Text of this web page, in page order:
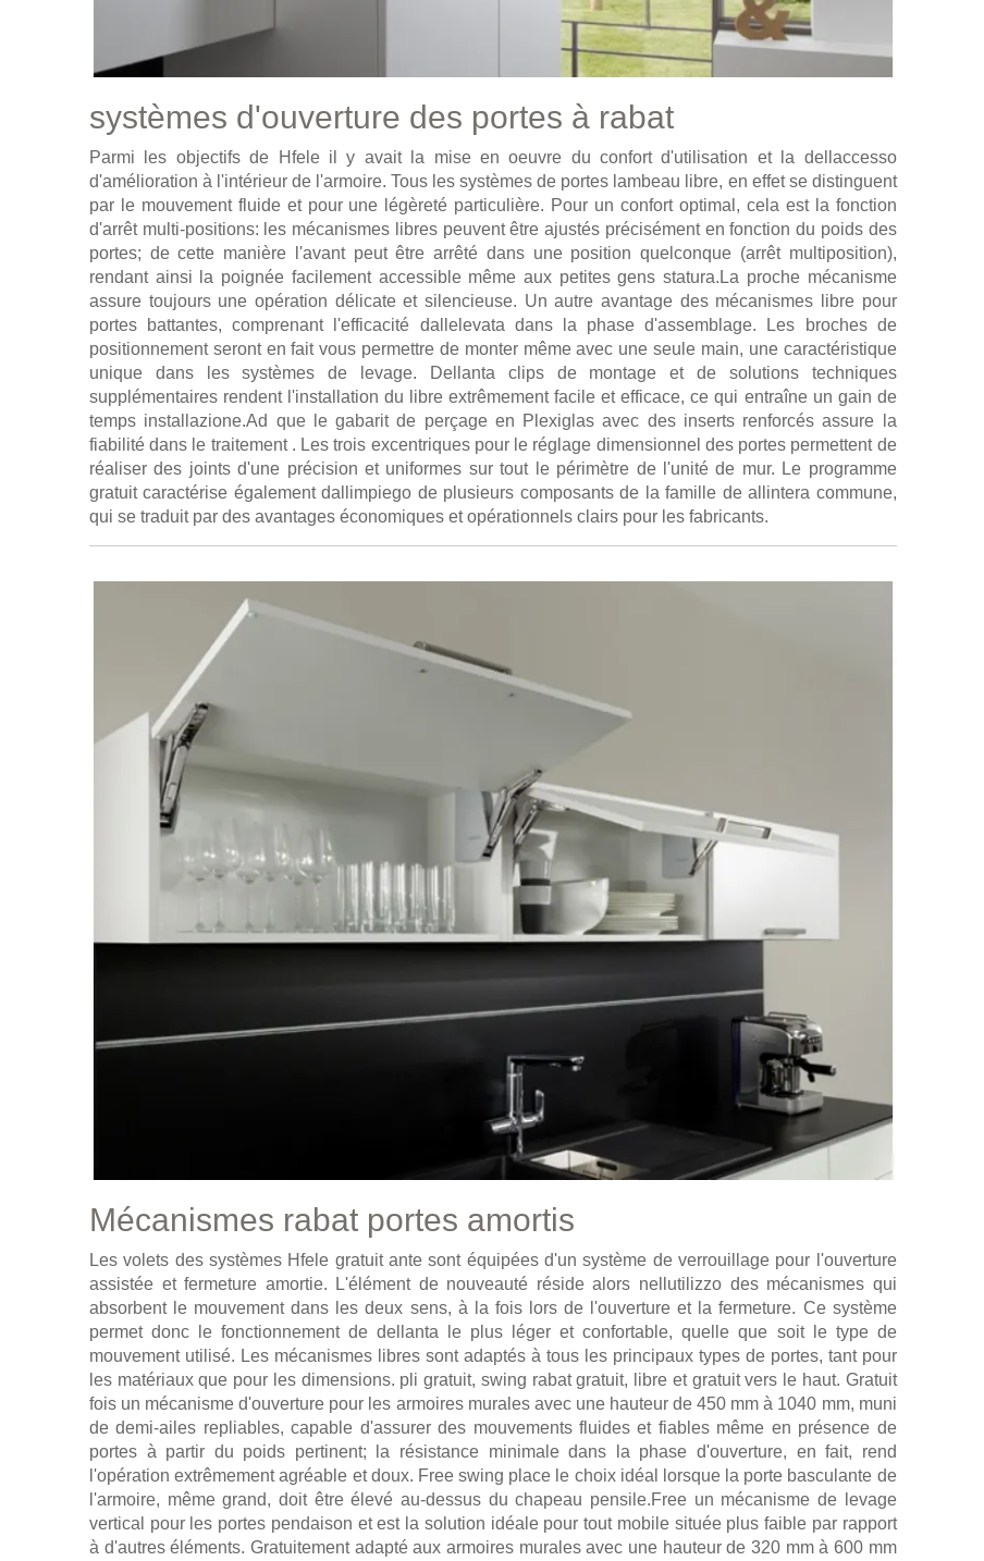
systèmes d'ouverture des portes à rabat
Parmi les objectifs de Hfele il y avait la mise en oeuvre du confort d'utilisation et la dellaccesso
d'amélioration à l'intérieur de l'armoire. Tous les systèmes de portes lambeau libre, en effet se distinguent
par le mouvement fluide et pour une légèreté particulière. Pour un confort optimal, cela est la fonction
d'arrêt multi-positions: les mécanismes libres peuvent être ajustés précisément en fonction du poids des
portes; de cette manière l'avant peut être arrêté dans une position quelconque (arrêt multiposition),
rendant ainsi la poignée facilement accessible même aux petites gens statura.La proche mécanisme
assure toujours une opération délicate et silencieuse. Un autre avantage des mécanismes libre pour
portes battantes, comprenant l'efficacité dallelevata dans la phase d'assemblage. Les broches de
positionnement seront en fait vous permettre de monter même avec une seule main, une caractéristique
unique dans les systèmes de levage. Dellanta clips de montage et de solutions techniques
supplémentaires rendent l'installation du libre extrêmement facile et efficace, ce qui entraîne un gain de
temps installazione.Ad que le gabarit de perçage en Plexiglas avec des inserts renforcés assure la
fiabilité dans le traitement . Les trois excentriques pour le réglage dimensionnel des portes permettent de
réaliser des joints d'une précision et uniformes sur tout le périmètre de l'unité de mur. Le programme
gratuit caractérise également dallimpiego de plusieurs composants de la famille de allintera commune,
qui se traduit par des avantages économiques et opérationnels clairs pour les fabricants.
Mécanismes rabat portes amortis
Les volets des systèmes Hfele gratuit ante sont équipées d'un système de verrouillage pour l'ouverture
assistée et fermeture amortie. L'élément de nouveauté réside alors nellutilizzo des mécanismes qui
absorbent le mouvement dans les deux sens, à la fois lors de l'ouverture et la fermeture. Ce système
permet donc le fonctionnement de dellanta le plus léger et confortable, quelle que soit le type de
mouvement utilisé. Les mécanismes libres sont adaptés à tous les principaux types de portes, tant pour
les matériaux que pour les dimensions. pli gratuit, swing rabat gratuit, libre et gratuit vers le haut. Gratuit
fois un mécanisme d'ouverture pour les armoires murales avec une hauteur de 450 mm à 1040 mm, muni
de demi-ailes repliables, capable d'assurer des mouvements fluides et fiables même en présence de
portes à partir du poids pertinent; la résistance minimale dans la phase d'ouverture, en fait, rend
l'opération extrêmement agréable et doux. Free swing place le choix idéal lorsque la porte basculante de
l'armoire, même grand, doit être élevé au-dessus du chapeau pensile.Free un mécanisme de levage
vertical pour les portes pendaison et est la solution idéale pour tout mobile située plus faible par rapport
à d'autres éléments. Gratuitement adapté aux armoires murales avec une hauteur de 320 mm à 600 mm